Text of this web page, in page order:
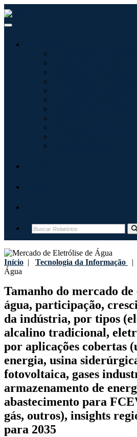
Início | Tecnologia da Informação |
Água
Tamanho do mercado
água, participação,
da indústria, por tipos
alcalino tradicional,
por aplicações cobertas
energia, usina
fotovoltaica, gases
armazenamento de
abastecimento para
gás, outros), insights
para 2035